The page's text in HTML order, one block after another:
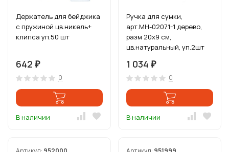
Держатель для бейджика
с пружиной цв.никель+
клипса уп.50 шт
642 ₽
0
В наличии
Ручка для сумки,
арт.МН-02071-1 дерево,
разм 20х9 см,
цв.натуральный, уп.2шт
1 034 ₽
0
В наличии